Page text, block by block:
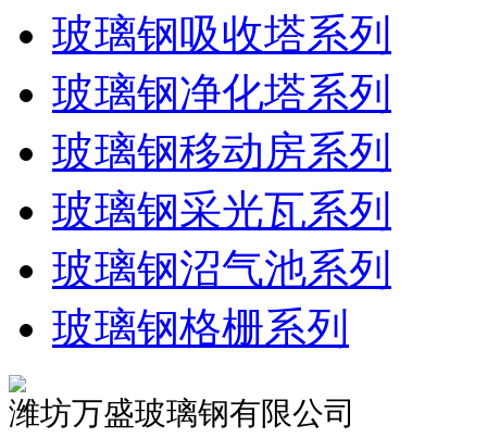
玻璃钢吸收塔系列
玻璃钢净化塔系列
玻璃钢移动房系列
玻璃钢采光瓦系列
玻璃钢沼气池系列
玻璃钢格栅系列
潍坊万盛玻璃钢有限公司